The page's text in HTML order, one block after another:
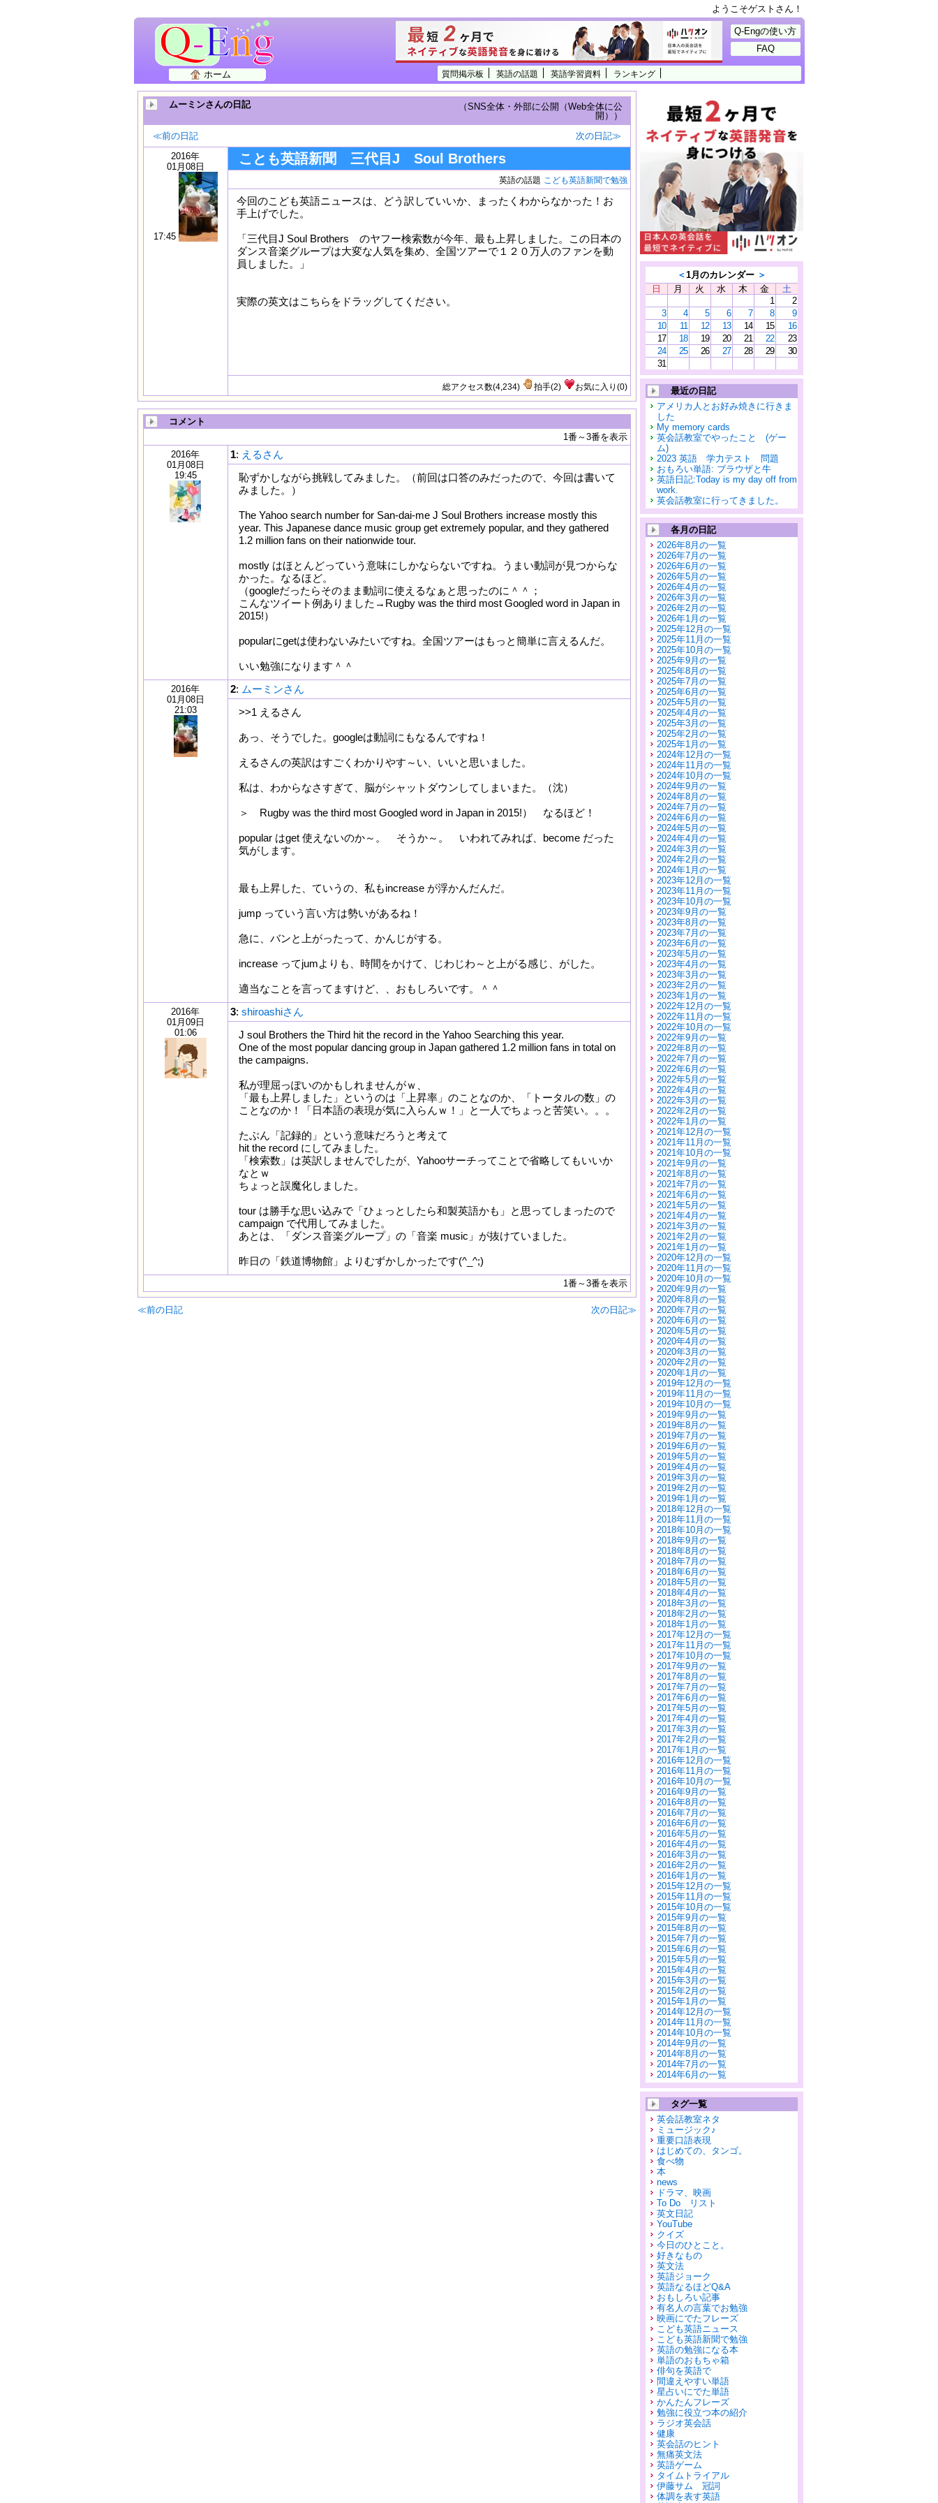
ようこそゲストさん！
質問掲示板 英語の話題 英語学習資料 ランキング
ホーム
Q-Engの使い方
FAQ
ムーミンさんの日記
（SNS全体・外部に公開（Web全体に公
開））
≪前の日記
次の日記≫
2016年
01月08日
17:45
ことも英語新聞 三代目J Soul Brothers
英語の話題 こども英語新聞で勉強
今回のこども英語ニュースは、どう訳していいか、まったくわからなかった！お
手上げでした。
「三代目J Soul Brothers のヤフー検索数が今年、最も上昇しました。この日本の
ダンス音楽グループは大変な人気を集め、全国ツアーで１２０万人のファンを動
員しました。」
実際の英文はこちらをドラッグしてください。
総アクセス数(4,234) 拍手(2) お気に入り (0)
コメント
1番～3番を表示
2016年
01月08日
19:45
1: えるさん
恥ずかしながら挑戦してみました。（前回は口答のみだったので、今回は書いて
みました。）
The Yahoo search number for San-dai-me J Soul Brothers increase mostly this
year. This Japanese dance music group get extremely popular, and they gathered
1.2 million fans on their nationwide tour.
mostly はほとんどっていう意味にしかならないですね。うまい動詞が見つからな
かった。なるほど。
（googleだったらそのまま動詞に使えるなぁと思ったのに＾＾；
こんなツイート例ありました→Rugby was the third most Googled word in Japan in
2015!）
popularにgetは使わないみたいですね。全国ツアーはもっと簡単に言えるんだ。
いい勉強になります＾＾
2016年
01月08日
21:03
2: ムーミンさん
>>1 えるさん
あっ、そうでした。googleは動詞にもなるんですね！
えるさんの英訳はすごくわかりやす～い、いいと思いました。
私は、わからなさすぎて、脳がシャットダウンしてしまいまた。（沈）
＞ Rugby was the third most Googled word in Japan in 2015!） なるほど！
popular はget 使えないのか～。 そうか～。 いわれてみれば、become だった
気がします。
最も上昇した、ていうの、私もincrease が浮かんだんだ。
jump っていう言い方は勢いがあるね！
急に、バンと上がったって、かんじがする。
increase ってjumよりも、時間をかけて、じわじわ～と上がる感じ、がした。
適当なことを言ってますけど、、おもしろいです。＾＾
2016年
01月09日
01:06
3: shiroashiさん
J soul Brothers the Third hit the record in the Yahoo Searching this year.
One of the most popular dancing group in Japan gathered 1.2 million fans in total on
the campaigns.
私が理屈っぽいのかもしれませんがｗ、
「最も上昇しました」というのは「上昇率」のことなのか、「トータルの数」の
ことなのか！「日本語の表現が気に入らんｗ！」と一人でちょっと苦笑い。。。
たぶん「記録的」という意味だろうと考えて
hit the record にしてみました。
「検索数」は英訳しませんでしたが、Yahooサーチってことで省略してもいいか
なとｗ
ちょっと誤魔化しました。
tour は勝手な思い込みで「ひょっとしたら和製英語かも」と思ってしまったので
campaign で代用してみました。
あとは、「ダンス音楽グループ」の「音楽 music」が抜けていました。
昨日の「鉄道博物館」よりむずかしかったです(^_^;)
1番～3番を表示
≪前の日記 次の日記≫
＜1月のカレンダー ＞
日
月 火 水 木 金
土
1
2
3
4 5 6 7 8
9
10
11 12 13 14 15
16
17
18 19 20 21 22
23
24
25 26 27 28 29
30
31
最近の日記
アメリカ人とお好み焼きに行きま
した
My memory cards
英会話教室でやったこと (ゲー
ム)
2023 英語 学力テスト 問題
おもろい単語: ブラウザと牛
英語日記:Today is my day off from
work.
英会話教室に行ってきました。
各月の日記
2026年8月の一覧
2026年7月の一覧
2026年6月の一覧
2026年5月の一覧
2026年4月の一覧
2026年3月の一覧
2026年2月の一覧
2026年1月の一覧
2025年12月の一覧
2025年11月の一覧
2025年10月の一覧
2025年9月の一覧
2025年8月の一覧
2025年7月の一覧
2025年6月の一覧
2025年5月の一覧
2025年4月の一覧
2025年3月の一覧
2025年2月の一覧
2025年1月の一覧
2024年12月の一覧
2024年11月の一覧
2024年10月の一覧
2024年9月の一覧
2024年8月の一覧
2024年7月の一覧
2024年6月の一覧
2024年5月の一覧
2024年4月の一覧
2024年3月の一覧
2024年2月の一覧
2024年1月の一覧
2023年12月の一覧
2023年11月の一覧
2023年10月の一覧
2023年9月の一覧
2023年8月の一覧
2023年7月の一覧
2023年6月の一覧
2023年5月の一覧
2023年4月の一覧
2023年3月の一覧
2023年2月の一覧
2023年1月の一覧
2022年12月の一覧
2022年11月の一覧
2022年10月の一覧
2022年9月の一覧
2022年8月の一覧
2022年7月の一覧
2022年6月の一覧
2022年5月の一覧
2022年4月の一覧
2022年3月の一覧
2022年2月の一覧
2022年1月の一覧
2021年12月の一覧
2021年11月の一覧
2021年10月の一覧
2021年9月の一覧
2021年8月の一覧
2021年7月の一覧
2021年6月の一覧
2021年5月の一覧
2021年4月の一覧
2021年3月の一覧
2021年2月の一覧
2021年1月の一覧
2020年12月の一覧
2020年11月の一覧
2020年10月の一覧
2020年9月の一覧
2020年8月の一覧
2020年7月の一覧
2020年6月の一覧
2020年5月の一覧
2020年4月の一覧
2020年3月の一覧
2020年2月の一覧
2020年1月の一覧
2019年12月の一覧
2019年11月の一覧
2019年10月の一覧
2019年9月の一覧
2019年8月の一覧
2019年7月の一覧
2019年6月の一覧
2019年5月の一覧
2019年4月の一覧
2019年3月の一覧
2019年2月の一覧
2019年1月の一覧
2018年12月の一覧
2018年11月の一覧
2018年10月の一覧
2018年9月の一覧
2018年8月の一覧
2018年7月の一覧
2018年6月の一覧
2018年5月の一覧
2018年4月の一覧
2018年3月の一覧
2018年2月の一覧
2018年1月の一覧
2017年12月の一覧
2017年11月の一覧
2017年10月の一覧
2017年9月の一覧
2017年8月の一覧
2017年7月の一覧
2017年6月の一覧
2017年5月の一覧
2017年4月の一覧
2017年3月の一覧
2017年2月の一覧
2017年1月の一覧
2016年12月の一覧
2016年11月の一覧
2016年10月の一覧
2016年9月の一覧
2016年8月の一覧
2016年7月の一覧
2016年6月の一覧
2016年5月の一覧
2016年4月の一覧
2016年3月の一覧
2016年2月の一覧
2016年1月の一覧
2015年12月の一覧
2015年11月の一覧
2015年10月の一覧
2015年9月の一覧
2015年8月の一覧
2015年7月の一覧
2015年6月の一覧
2015年5月の一覧
2015年4月の一覧
2015年3月の一覧
2015年2月の一覧
2015年1月の一覧
2014年12月の一覧
2014年11月の一覧
2014年10月の一覧
2014年9月の一覧
2014年8月の一覧
2014年7月の一覧
2014年6月の一覧
タグ一覧
英会話教室ネタ
ミュージック♪
重要口語表現
はじめての、タンゴ。
食べ物
本
news
ドラマ、映画
To Do リスト
英文日記
YouTube
クイズ
今日のひとこと。
好きなもの
英文法
英語ジョーク
英語なるほどQ&A
おもしろい記事
有名人の言葉でお勉強
映画にでたフレーズ
こども英語ニュース
こども英語新聞で勉強
英語の勉強になる本
単語のおもちゃ箱
俳句を英語で
間違えやすい単語
星占いにでた単語
かんたんフレーズ
勉強に役立つ本の紹介
ラジオ英会話
健康
英会話のヒント
無痛英文法
英語ゲーム
タイムトライアル
伊藤サム 冠詞
体調を表す英語